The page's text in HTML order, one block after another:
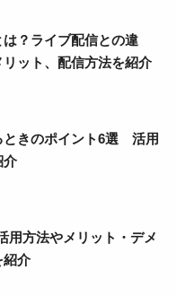
？ライブ配信との違
ット、配信方法を紹介
ときのポイント6選 活用
介
用方法やメリット・デメ
紹介